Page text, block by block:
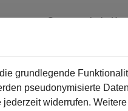
Gesamtschule
grundlegende
pseudonymisierte
widerrufen.